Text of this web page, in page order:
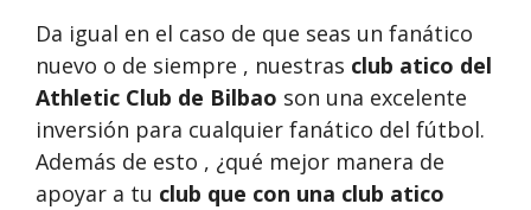
Da igual en el caso de que seas un fanático
nuevo o de siempre , nuestras club atico del
Athletic Club de Bilbao son una excelente
inversión para cualquier fanático del fútbol.
Además de esto , ¿qué mejor manera de
apoyar a tu club que con una club atico